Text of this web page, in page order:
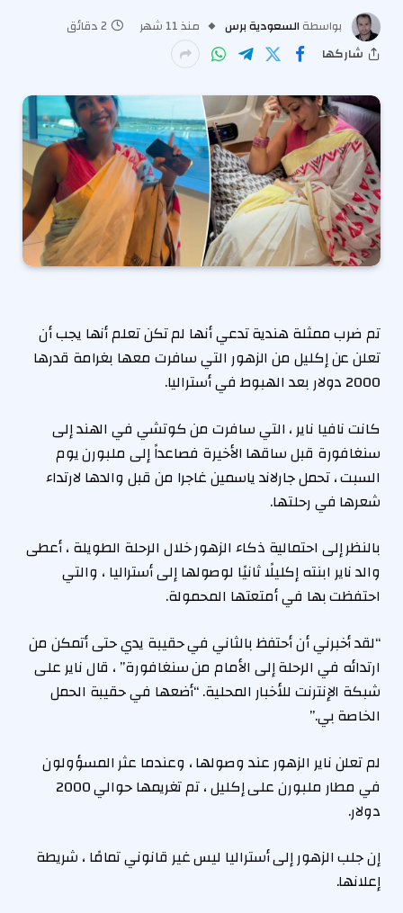
بواسطة السعودية برس منذ 11 شهر
2 دقائق
شاركها
تم ضرب ممثلة هندية تدعي أنها لم تكن تعلم أنها يجب أن
تعلن عن إكليل من الزهور التي سافرت معها بغرامة قدرها
2000 دولار بعد الهبوط في أستراليا.
كانت نافيا ناير ، التي سافرت من كوتشي في الهند إلى
سنغافورة قبل ساقها الأخيرة فصاعداً إلى ملبورن يوم
السبت ، تحمل جارلاند ياسمين غاجرا من قبل والدها لارتداء
شعرها في رحلتها.
بالنظر إلى احتمالية ذكاء الزهور خلال الرحلة الطويلة ، أعطى
والد ناير ابنته إكليلًا ثانيًا لوصولها إلى أستراليا ، والتي
احتفظت بها في أمتعتها المحمولة.
“لقد أخبرني أن أحتفظ بالثاني في حقيبة يدي حتى أتمكن من
ارتدائه في الرحلة إلى الأمام من سنغافورة” ، قال ناير على
شبكة الإنترنت للأخبار المحلية. “أضعها في حقيبة الحمل
الخاصة بي.”
لم تعلن ناير الزهور عند وصولها ، وعندما عثر المسؤولون
في مطار ملبورن على إكليل ، تم تغريمها حوالي 2000
دولار.
إن جلب الزهور إلى أستراليا ليس غير قانوني تمامًا ، شريطة
إعلانها.